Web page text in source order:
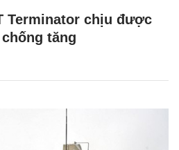
Terminator chịu được
tăng